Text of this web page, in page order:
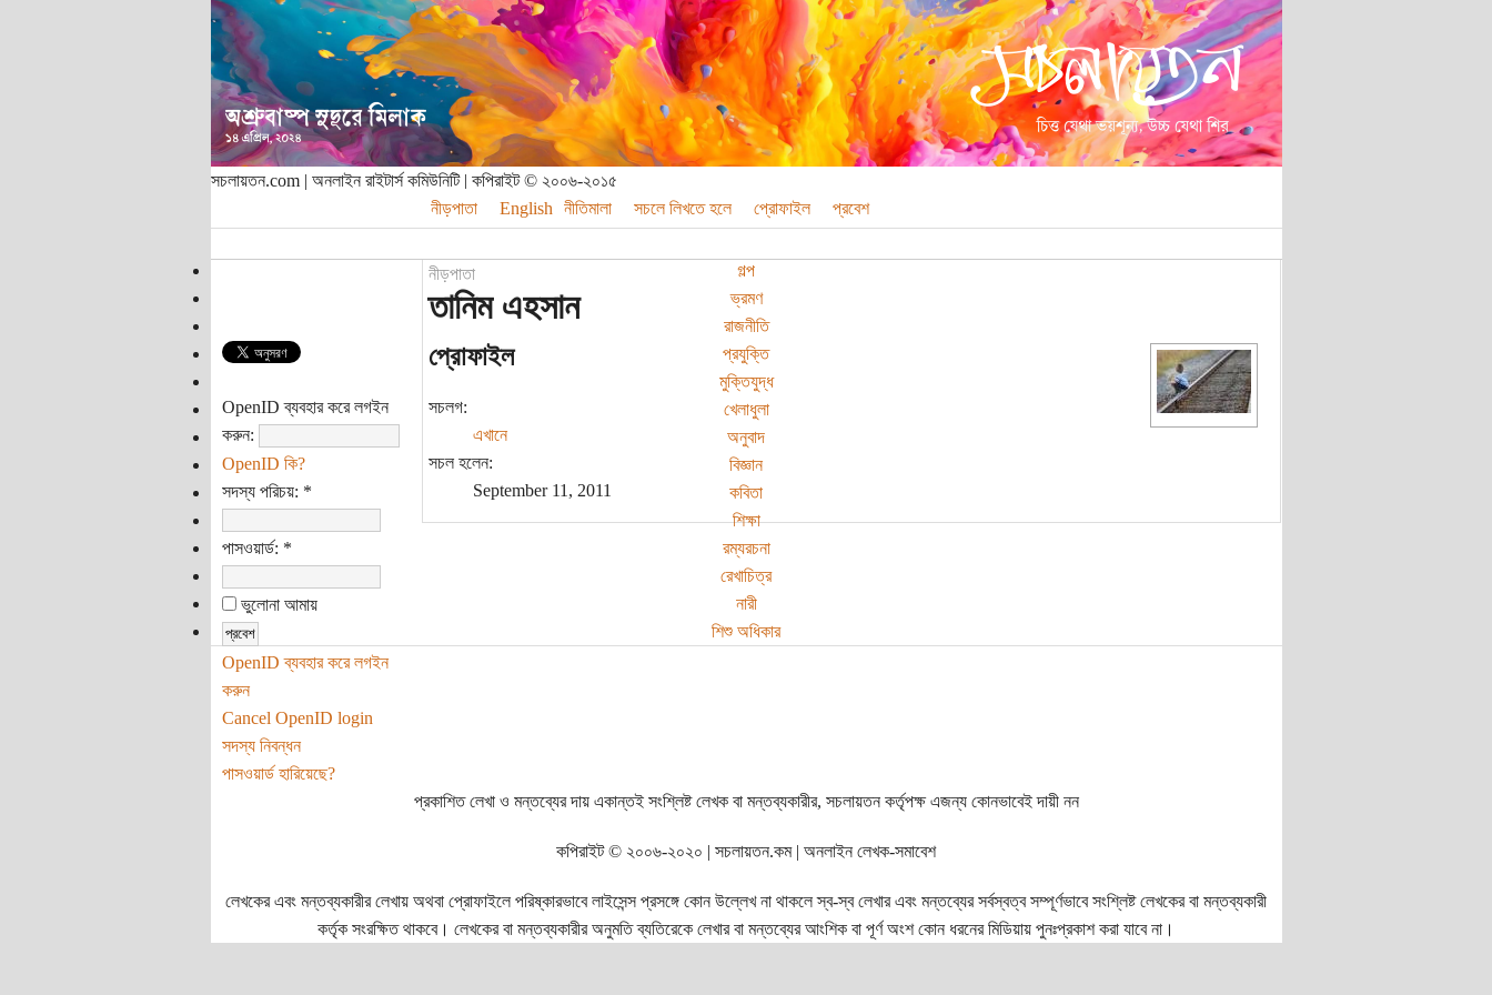
সচলায়তন.com | অনলাইন রাইটার্স কমিউনিটি | কপিরাইট © ২০০৬-২০১৫
নীড়পাতা
English নীতিমালা সচলে লিখতে হলে প্রোফাইল প্রবেশ
গল্প
ভ্রমণ
রাজনীতি
প্রযুক্তি
মুক্তিযুদ্ধ
খেলাধুলা
অনুবাদ
বিজ্ঞান
কবিতা
শিক্ষা
রম্যরচনা
রেখাচিত্র
নারী
শিশু অধিকার
OpenID ব্যবহার করে লগইন
করুন:
OpenID কি?
সদস্য পরিচয়: *
পাসওয়ার্ড: *
ভুলোনা আমায়
OpenID ব্যবহার করে লগইন
করুন
Cancel OpenID login
সদস্য নিবন্ধন
পাসওয়ার্ড হারিয়েছে?
নীড়পাতা
তানিম এহসান
প্রোফাইল
সচলগ:
এখানে
সচল হলেন:
September 11, 2011
প্রকাশিত লেখা ও মন্তব্যের দায় একান্তই সংশ্লিষ্ট লেখক বা মন্তব্যকারীর, সচলায়তন কর্তৃপক্ষ এজন্য কোনভাবেই দায়ী নন
কপিরাইট © ২০০৬-২০২০ | সচলায়তন.কম | অনলাইন লেখক-সমাবেশ
লেখকের এবং মন্তব্যকারীর লেখায় অথবা প্রোফাইলে পরিষ্কারভাবে লাইসেন্স প্রসঙ্গে কোন উল্লেখ না থাকলে স্ব-স্ব লেখার এবং মন্তব্যের সর্বস্বত্ব সম্পূর্ণভাবে সংশ্লিষ্ট লেখকের বা মন্তব্যকারী
কর্তৃক সংরক্ষিত থাকবে। লেখকের বা মন্তব্যকারীর অনুমতি ব্যতিরেকে লেখার বা মন্তব্যের আংশিক বা পূর্ণ অংশ কোন ধরনের মিডিয়ায় পুনঃপ্রকাশ করা যাবে না।